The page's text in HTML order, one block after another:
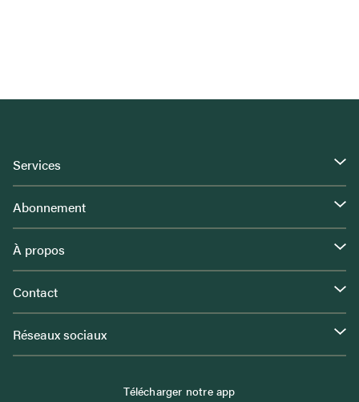
Services
Abonnement
À propos
Contact
Réseaux sociaux
Télécharger notre app